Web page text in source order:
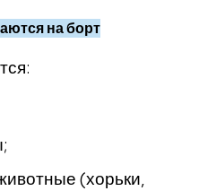
на борт
(хорьки,